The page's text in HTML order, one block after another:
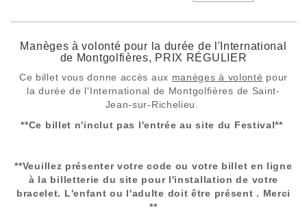
Manèges à volonté pour la durée de l'International
de Montgolfières, PRIX RÉGULIER
Ce billet vous donne accès aux manèges à volonté pour
la durée de l'International de Montgolfières de Saint-
Jean-sur-Richelieu.
**Ce billet n'inclut pas l'entrée au site du Festival**
**Veuillez présenter votre code ou votre billet en ligne
à la billetterie du site pour l'installation de votre
bracelet. L'enfant ou l'adulte doit être présent . Merci
**